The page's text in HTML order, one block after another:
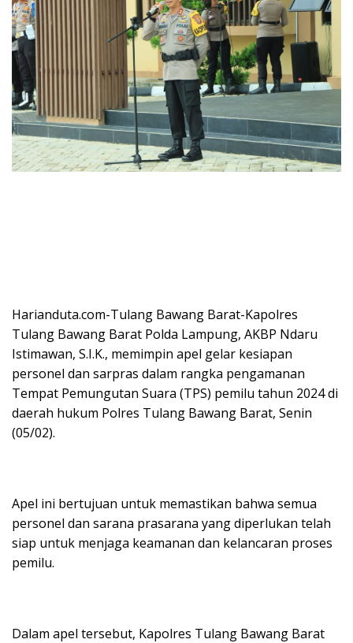
Harianduta.com-Tulang Bawang Barat-Kapolres
Tulang Bawang Barat Polda Lampung, AKBP Ndaru
Istimawan, S.I.K., memimpin apel gelar kesiapan
personel dan sarpras dalam rangka pengamanan
Tempat Pemungutan Suara (TPS) pemilu tahun 2024 di
daerah hukum Polres Tulang Bawang Barat, Senin
(05/02).
Apel ini bertujuan untuk memastikan bahwa semua
personel dan sarana prasarana yang diperlukan telah
siap untuk menjaga keamanan dan kelancaran proses
pemilu.
Dalam apel tersebut, Kapolres Tulang Bawang Barat